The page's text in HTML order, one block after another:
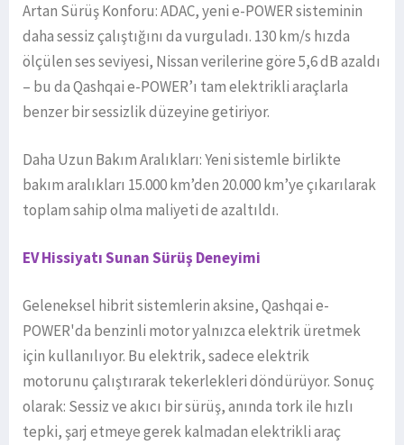
Artan Sürüş Konforu: ADAC, yeni e-POWER sisteminin
daha sessiz çalıştığını da vurguladı. 130 km/s hızda
ölçülen ses seviyesi, Nissan verilerine göre 5,6 dB azaldı
– bu da Qashqai e-POWER’ı tam elektrikli araçlarla
benzer bir sessizlik düzeyine getiriyor.
Daha Uzun Bakım Aralıkları: Yeni sistemle birlikte
bakım aralıkları 15.000 km’den 20.000 km’ye çıkarılarak
toplam sahip olma maliyeti de azaltıldı.
EV Hissiyatı Sunan Sürüş Deneyimi
Geleneksel hibrit sistemlerin aksine, Qashqai e-
POWER'da benzinli motor yalnızca elektrik üretmek
için kullanılıyor. Bu elektrik, sadece elektrik
motorunu çalıştırarak tekerlekleri döndürüyor. Sonuç
olarak: Sessiz ve akıcı bir sürüş, anında tork ile hızlı
tepki, şarj etmeye gerek kalmadan elektrikli araç